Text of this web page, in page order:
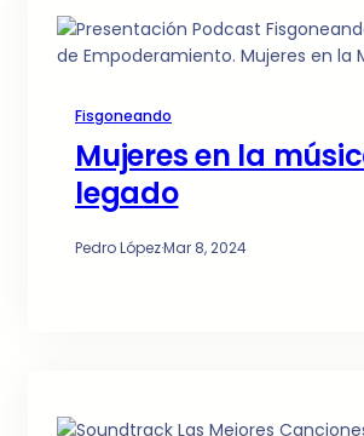
Fisgoneando
Mujeres en la
legado
Pedro López·Mar 8, 2024